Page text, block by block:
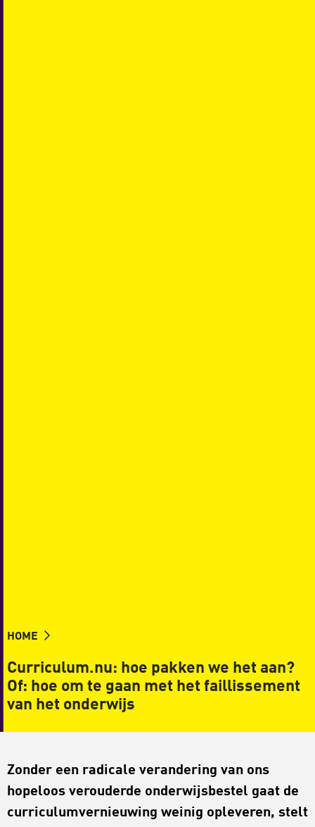
HOME
Curriculum.nu: hoe pakken we het aan?
Of: hoe om te gaan met het faillissement
van het onderwijs
Zonder een radicale verandering van ons
hopeloos verouderde onderwijsbestel gaat de
curriculumvernieuwing weinig opleveren, stelt